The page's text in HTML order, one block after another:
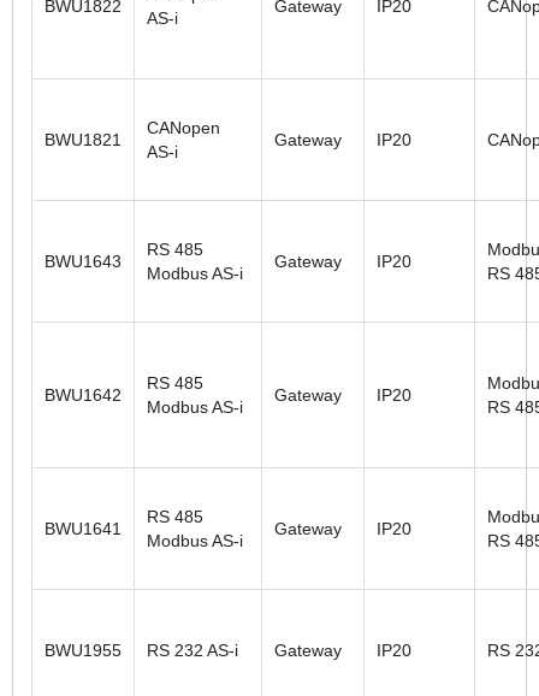
BWU1822
AS-i
Gateway IP20
BWU1821
CANopen
AS-i
Gateway IP20
BWU1643
RS 485
Modbus AS-i
Gateway IP20
RS
BWU1642
RS 485
Modbus AS-i
Gateway IP20
RS
BWU1641
RS 485
Modbus AS-i
Gateway IP20
RS
BWU1955 RS 232 AS-i Gateway IP20 RS